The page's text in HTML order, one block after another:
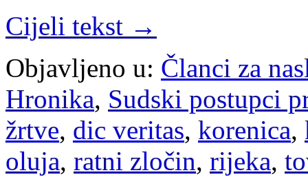
Cijeli tekst →
Objavljeno u: Članci za
Hronika, Sudski postupci
žrtve, dic veritas, korenica,
oluja, ratni zločin, rijeka,